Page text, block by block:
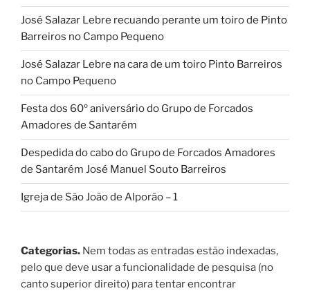
José Salazar Lebre recuando perante um toiro de Pinto
Barreiros no Campo Pequeno
José Salazar Lebre na cara de um toiro Pinto Barreiros
no Campo Pequeno
Festa dos 60º aniversário do Grupo de Forcados
Amadores de Santarém
Despedida do cabo do Grupo de Forcados Amadores
de Santarém José Manuel Souto Barreiros
Igreja de São João de Alporão – 1
Categorias. Nem todas as entradas estão indexadas,
pelo que deve usar a funcionalidade de pesquisa (no
canto superior direito) para tentar encontrar